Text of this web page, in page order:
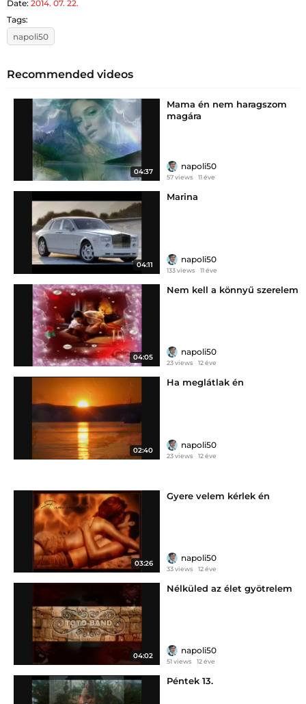
Date: 2014. 07. 22.
Tags:
napoli50
Recommended videos
04:37
Mama én nem haragszom
magára
napoli50
57 views 11 éve
04:11
Marina
napoli50
133 views 11 éve
04:05
Nem kell a könnyű szerelem
napoli50
23 views 12 éve
02:40
Ha meglátlak én
napoli50
23 views 12 éve
03:26
Gyere velem kérlek én
napoli50
33 views 12 éve
04:02
Nélküled az élet gyötrelem
napoli50
51 views 12 éve
Péntek 13.